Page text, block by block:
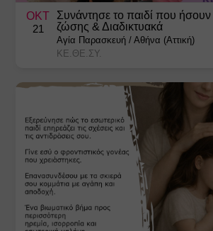
ΟΚΤ
21
Συνάντησε το παιδί που ήσουν
ζώσης & Διαδικτυακά
Αγία Παρασκευή /Αθήνα (Αττική)
ΚΕ.ΘΕ.ΣΥ.